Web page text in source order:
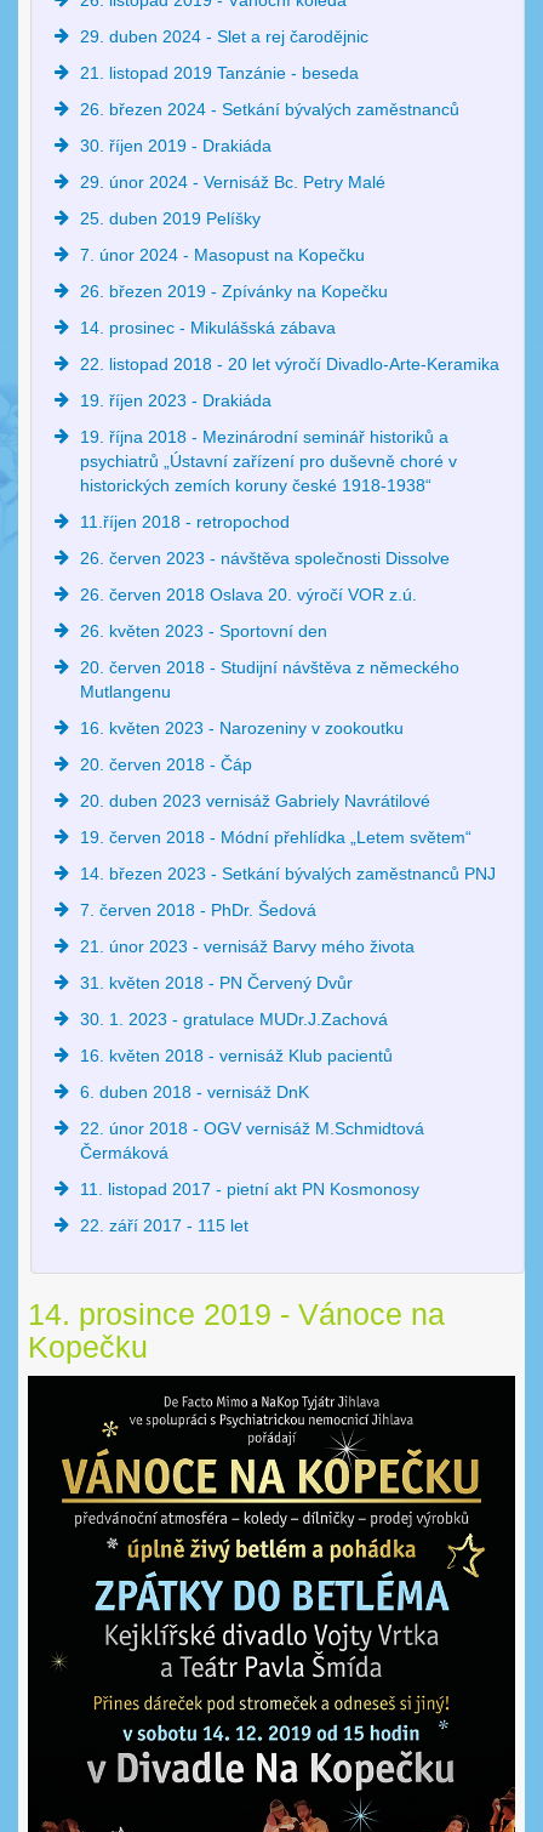
29. duben 2024 - Slet a rej čarodějnic
21. listopad 2019 Tanzánie - beseda
26. březen 2024 - Setkání bývalých zaměstnanců
30. říjen 2019 - Drakiáda
29. únor 2024 - Vernisáž Bc. Petry Malé
25. duben 2019 Pelíšky
7. únor 2024 - Masopust na Kopečku
26. březen 2019 - Zpívánky na Kopečku
14. prosinec - Mikulášská zábava
22. listopad 2018 - 20 let výročí Divadlo-Arte-Keramika
19. říjen 2023 - Drakiáda
19. října 2018 - Mezinárodní seminář historiků a
psychiatrů „Ústavní zařízení pro duševně choré v
historických zemích koruny české 1918-1938“
11.říjen 2018 - retropochod
26. červen 2023 - návštěva společnosti Dissolve
26. červen 2018 Oslava 20. výročí VOR z.ú.
26. květen 2023 - Sportovní den
20. červen 2018 - Studijní návštěva z německého
Mutlangenu
16. květen 2023 - Narozeniny v zookoutku
20. červen 2018 - Čáp
20. duben 2023 vernisáž Gabriely Navrátilové
19. červen 2018 - Módní přehlídka „Letem světem“
14. březen 2023 - Setkání bývalých zaměstnanců PNJ
7. červen 2018 - PhDr. Šedová
21. únor 2023 - vernisáž Barvy mého života
31. květen 2018 - PN Červený Dvůr
30. 1. 2023 - gratulace MUDr.J.Zachová
16. květen 2018 - vernisáž Klub pacientů
6. duben 2018 - vernisáž DnK
22. únor 2018 - OGV vernisáž M.Schmidtová
Čermáková
11. listopad 2017 - pietní akt PN Kosmonosy
22. září 2017 - 115 let
14. prosince 2019 - Vánoce na
Kopečku